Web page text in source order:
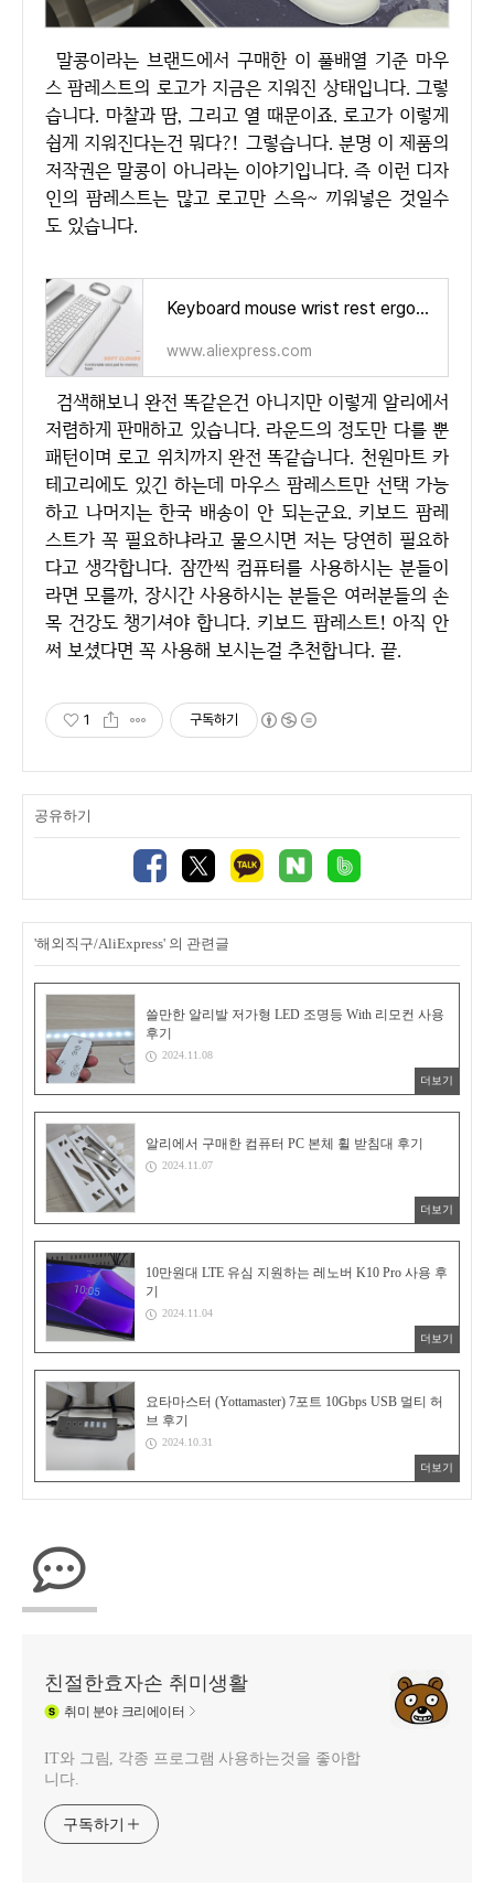
말콩이라는 브랜드에서 구매한 이 풀배열 기준 마우
스 팜레스트의 로고가 지금은 지워진 상태입니다. 그렇
습니다. 마찰과 땀, 그리고 열 때문이죠. 로고가 이렇게
쉽게 지워진다는건 뭐다?! 그렇습니다. 분명 이 제품의
저작권은 말콩이 아니라는 이야기입니다. 즉 이런 디자
인의 팜레스트는 많고 로고만 스윽~ 끼워넣은 것일수
도 있습니다.
Keyboard mouse wrist rest ergonomic office typing protect relax wrist memory foam mouse pad computer notebook mouse pad - AliExp
www.aliexpress.com
검색해보니 완전 똑같은건 아니지만 이렇게 알리에서
저렴하게 판매하고 있습니다. 라운드의 정도만 다를 뿐
패턴이며 로고 위치까지 완전 똑같습니다. 천원마트 카
테고리에도 있긴 하는데 마우스 팜레스트만 선택 가능
하고 나머지는 한국 배송이 안 되는군요. 키보드 팜레
스트가 꼭 필요하냐라고 물으시면 저는 당연히 필요하
다고 생각합니다. 잠깐씩 컴퓨터를 사용하시는 분들이
라면 모를까, 장시간 사용하시는 분들은 여러분들의 손
목 건강도 챙기셔야 합니다. 키보드 팜레스트! 아직 안
써 보셨다면 꼭 사용해 보시는걸 추천합니다. 끝.
1 구독하기
공유하기
'해외직구/AliExpress' 의 관련글
쓸만한 알리발 저가형 LED 조명등 With 리모컨 사용
후기
2024.11.08
더보기
알리에서 구매한 컴퓨터 PC 본체 휠 받침대 후기
2024.11.07
더보기
10만원대 LTE 유심 지원하는 레노버 K10 Pro 사용 후
기
2024.11.04
더보기
요타마스터 (Yottamaster) 7포트 10Gbps USB 멀티 허
브 후기
2024.10.31
더보기
친절한효자손 취미생활
취미 분야 크리에이터
IT와 그림, 각종 프로그램 사용하는것을 좋아합
니다.
구독하기